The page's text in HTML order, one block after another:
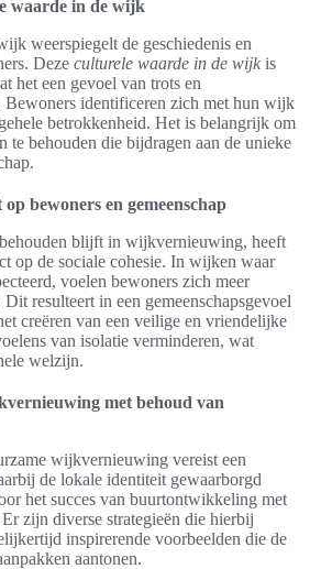
waarde in de wijk
weerspiegelt de geschiedenis en
Deze culturele waarde in de wijk is
het een gevoel van trots en
Bewoners identificeren zich met hun wijk
betrokkenheid. Het is belangrijk om
te behouden die bijdragen aan de unieke
bewoners en gemeenschap
blijft in wijkvernieuwing, heeft
op de sociale cohesie. In wijken waar
voelen bewoners zich meer
resulteert in een gemeenschapsgevoel
creëren van een veilige en vriendelijke
van isolatie verminderen, wat
welzijn.
met behoud van
wijkvernieuwing vereist een
de lokale identiteit gewaarborgd
het succes van buurtontwikkeling met
zijn diverse strategieën die hierbij
inspirerende voorbeelden die de
aantonen.